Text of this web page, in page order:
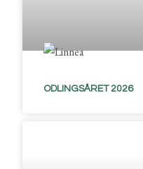
ODLINGSÅRET 2026